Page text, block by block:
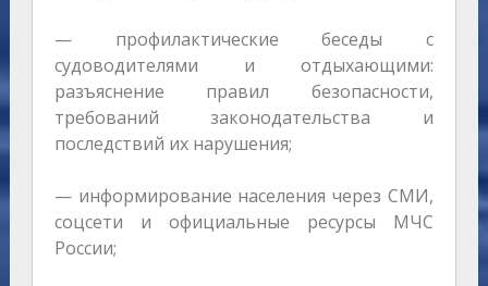
— профилактические беседы с
судоводителями и отдыхающими:
разъяснение правил безопасности,
требований законодательства и
последствий их нарушения;
— информирование населения через СМИ,
соцсети и официальные ресурсы МЧС
России;